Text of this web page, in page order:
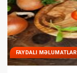
FAYDALI MƏLUMATLAR